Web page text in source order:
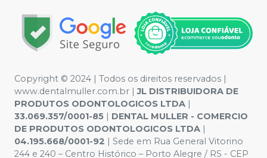
Copyright © 2024 | Todos os direitos reservados |
www.dentalmuller.com.br |JL DISTRIBUIDORA DE
PRODUTOS ODONTOLOGICOS LTDA |
33.069.357/0001-85 | DENTAL MULLER - COMERCIO
DE PRODUTOS ODONTOLOGICOS LTDA |
04.195.668/0001-92 | Sede em Rua General Vitorino
244 e 240 – Centro Histórico – Porto Alegre / RS - CEP